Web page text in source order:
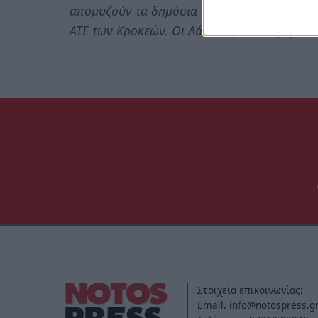
απομυζούν τα δημόσια οικονομικά και
ΑΤΕ των Κροκεών. Οι Λάκωνες πολίτες
Στοιχεία επικοινωνίας:
Email. info@notospress.gr